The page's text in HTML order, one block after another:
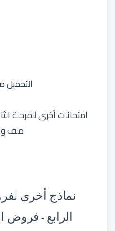
التحميل
امتحانات أخرى للمرحلة
ملف
نماذج أخرى
الرابع - فروض